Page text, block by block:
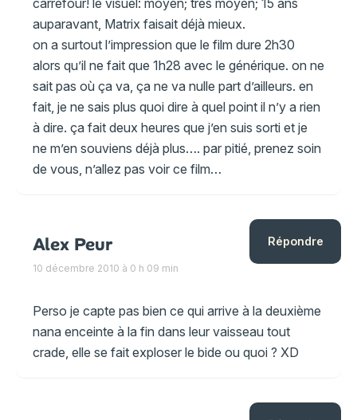
auparavant, Matrix faisait déjà mieux.
on a surtout l’impression que le film dure 2h30
alors qu’il ne fait que 1h28 avec le générique. on ne
sait pas où ça va, ça ne va nulle part d’ailleurs. en
fait, je ne sais plus quoi dire à quel point il n’y a rien
à dire. ça fait deux heures que j’en suis sorti et je
ne m’en souviens déjà plus…. par pitié, prenez soin
de vous, n’allez pas voir ce film…
Alex Peur
10 décembre 2010 à 0 h 09 min
Perso je capte pas bien ce qui arrive à la deuxième
nana enceinte à la fin dans leur vaisseau tout
crade, elle se fait exploser le bide ou quoi ? XD
Répondre